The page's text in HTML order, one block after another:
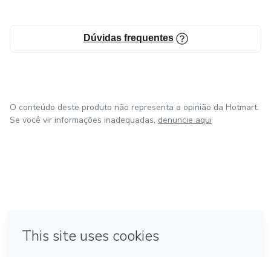
Dúvidas frequentes
O conteúdo deste produto não representa a opinião da Hotmart.
Se você vir informações inadequadas, denuncie aqui
Feito com ❤ na Cidade do México